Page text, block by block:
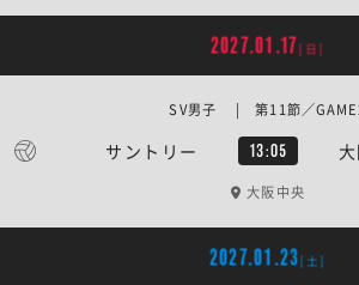
2027.01.17[日]
サントリー 13:05
SV男子 | 第11節／
大阪中央
2027.01.23[土]